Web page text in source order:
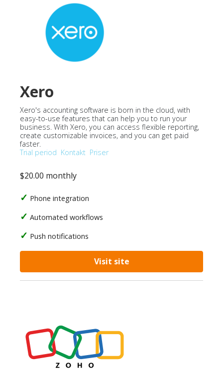
Xero
Xero's accounting software is born in the cloud, with
easy-to-use features that can help you to run your
business. With Xero, you can access flexible reporting,
create customizable invoices, and you can get paid
faster.
Trial period Kontakt Priser
$20.00 monthly
Phone integration
Automated workflows
Push notifications
Visit site